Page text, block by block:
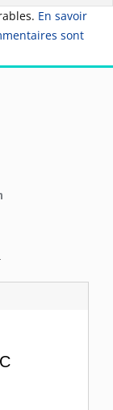
En savoir
sont
C